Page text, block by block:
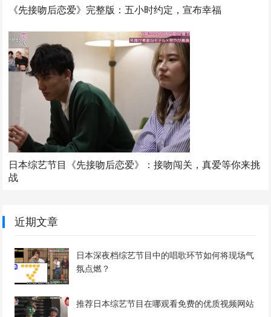
《先接吻后恋爱》完整版：五小时约定，宣布幸福
日本综艺节目《先接吻后恋爱》：接吻闯关，真爱等你来挑
战
近期文章
日本深夜档综艺节目中的唱歌环节如何将现场气
氛点燃？
推荐日本综艺节目在哪观看免费的优质视频网站